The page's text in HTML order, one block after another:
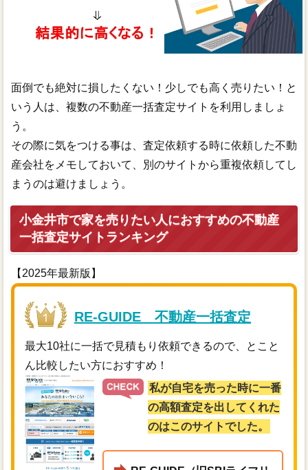
面倒でも絶対に損したくない！少しでも高く売りたい！と
いう人は、複数の不動産一括査定サイトを利用しましょ
う。
その際に気をつける事は、査定依頼する時に依頼した不動
産会社をメモしておいて、別のサイトから重複依頼してし
まうのは避けましょう。
小金井市で家を売りたい人におすすめの不動産
一括査定サイトランキング
【2025年最新版】
RE-GUIDE 不動産一括査定
最大10社に一括で見積もり依頼できるので、とこと
ん比較したい方におすすめ！
私が自宅を売った時に一番
の高額査定を出してくれた
のはこのサイトでした。